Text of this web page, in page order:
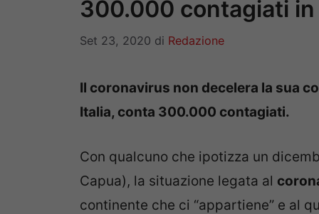
300.000 contagiati in
Set 23, 2020 di Redazione
Il coronavirus non decelera la sua
Italia, conta 300.000 contagiati.
Con qualcuno che ipotizza un
Capua), la situazione legata al
continente che ci “appartiene” e al